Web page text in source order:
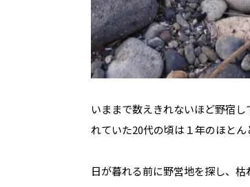
いままで数えきれないほど野宿
れていた20代の頃は１年のほとん
日が暮れる前に野営地を探し、